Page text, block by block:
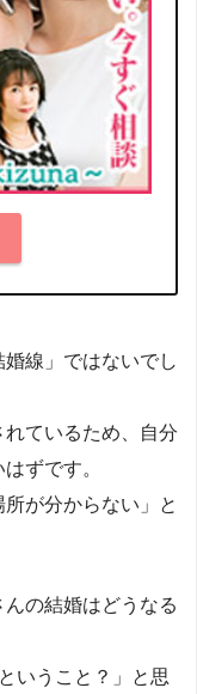
線」ではないでし
ているため、自分
ずです。
が分からない」と
の結婚はどうなる
いうこと？」と思